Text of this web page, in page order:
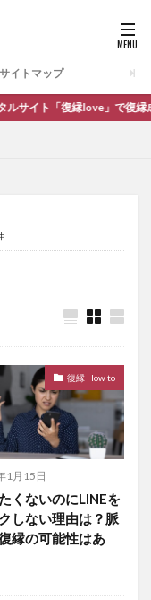
サイトマップ
love」で復縁成功を叶えま
復縁 How to
1月15日
くないのにLINEを
しない理由は？脈
縁の可能性はあ